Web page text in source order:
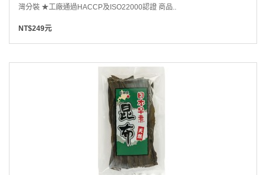
灣分裝 ★工廠通過HACCP及ISO22000認證 商品..
NT$249元